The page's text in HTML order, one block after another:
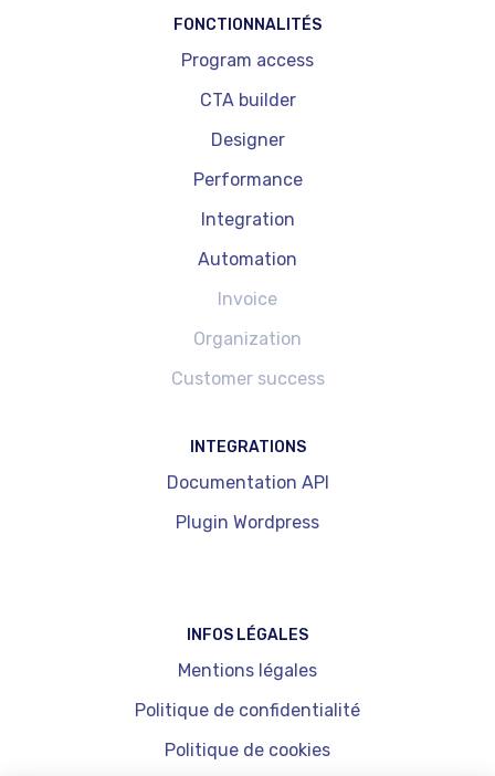
FONCTIONNALITÉS
Program access
CTA builder
Designer
Performance
Integration
Automation
Invoice
Organization
Customer success
INTEGRATIONS
Documentation API
Plugin Wordpress
INFOS LÉGALES
Mentions légales
Politique de confidentialité
Politique de cookies